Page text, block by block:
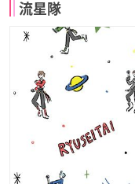
流星隊